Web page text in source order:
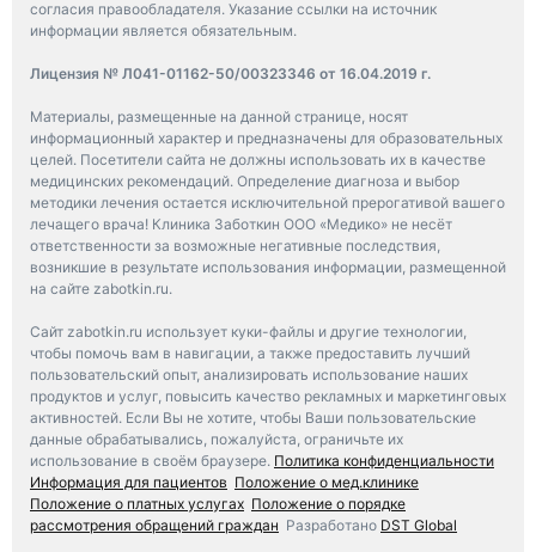
согласия правообладателя. Указание ссылки на источник
информации является обязательным.
Лицензия № Л041-01162-50/00323346 от 16.04.2019 г.
Материалы, размещенные на данной странице, носят
информационный характер и предназначены для образовательных
целей. Посетители сайта не должны использовать их в качестве
медицинских рекомендаций. Определение диагноза и выбор
методики лечения остается исключительной прерогативой вашего
лечащего врача! Клиника Заботкин ООО «Медико» не несёт
ответственности за возможные негативные последствия,
возникшие в результате использования информации, размещенной
на сайте zabotkin.ru.
Сайт zabotkin.ru использует куки-файлы и другие технологии,
чтобы помочь вам в навигации, а также предоставить лучший
пользовательский опыт, анализировать использование наших
продуктов и услуг, повысить качество рекламных и маркетинговых
активностей. Если Вы не хотите, чтобы Ваши пользовательские
данные обрабатывались, пожалуйста, ограничьте их
использование в своём браузере. Политика конфиденциальности
Информация для пациентов Положение о мед.клинике
Положение о платных услугах Положение о порядке
рассмотрения обращений граждан Разработано DST Global